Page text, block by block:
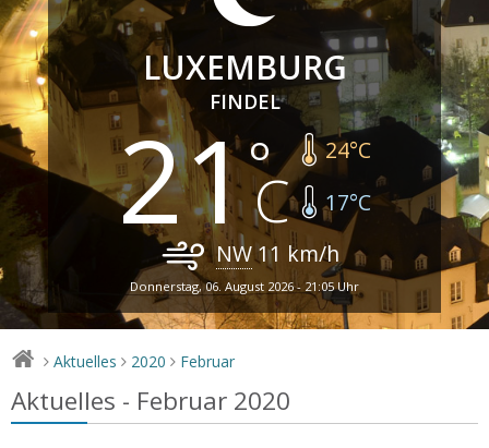
LUXEMBURG
FINDEL
21 24°C
17°C
NW11 km/h
Donnerstag, 06. August 2026 - 21:05 Uhr
> Aktuelles > 2020 > Februar
Aktuelles - Februar 2020